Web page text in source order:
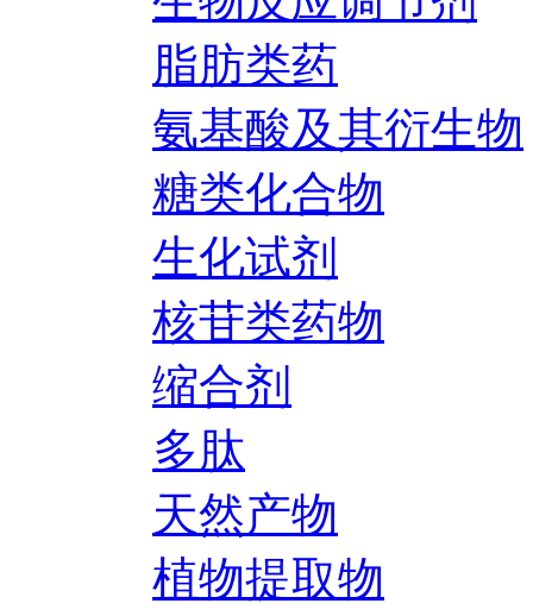
脂肪类药
氨基酸及其衍生物
糖类化合物
生化试剂
核苷类药物
缩合剂
多肽
天然产物
植物提取物